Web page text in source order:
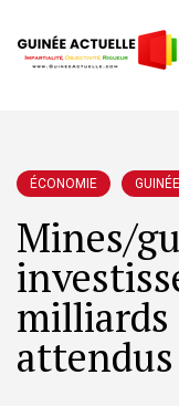
ÉCONOMIE GUINÉE
Mines/
milliards
attendus